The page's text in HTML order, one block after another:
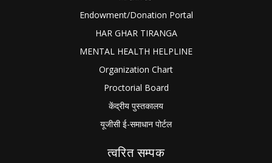
Endowment/Donation Portal
HAR GHAR TIRANGA
MENTAL HEALTH HELPLINE
Organization Chart
Proctorial Board
केंद्रीय पुस्तकालय
यूजीसी ई-समाधान पोर्टल
त्वरित सम्पक